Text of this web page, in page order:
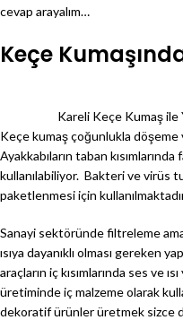
cevap arayalım…
Keçe
Kareli Keçe Kumaş ile
Keçe kumaş çoğunlukla döşeme
Ayakkabıların taban
kullanılabiliyor. Bakteri ve virüs
paketlenmesi için
Sanayi sektöründe filtreleme
ısıya dayanıklı olması gereken
araçların iç kısımlarında ses ve
üretiminde iç malzeme olarak
dekoratif ürünler üretmek sizce